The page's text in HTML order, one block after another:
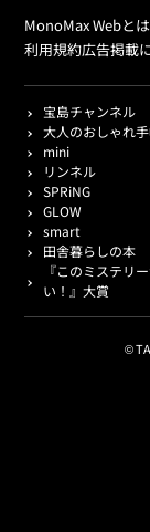
MonoMax Webと
利用規約広告掲載
宝島チャンネル
大人のおしゃれ
mini
リンネル
SPRiNG
GLOW
smart
田舎暮らしの本
『このミステリ
い！』大賞
©